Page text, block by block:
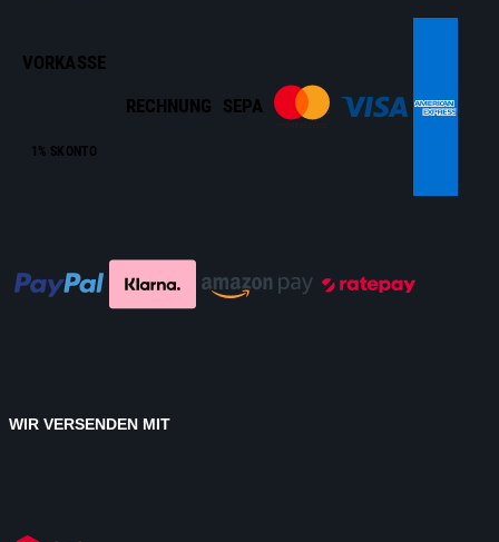
VORKASSE
1% SKONTO
RECHNUNG SEPA
WIR VERSENDEN MIT